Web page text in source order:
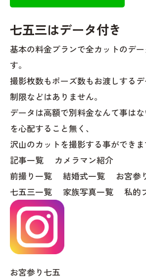
七五三はデータ付き
基本の料金プランで全カットのデ
す。
撮影枚数もポーズ数もお渡しする
制限などはありません。
データは高額で別料金なんて事は
を心配すること無く、
沢山のカットを撮影する事ができま
記事一覧
カメラマン紹介
前撮り一覧
結婚式一覧
お宮参
七五三一覧
家族写真一覧 私的
お宮参り七五